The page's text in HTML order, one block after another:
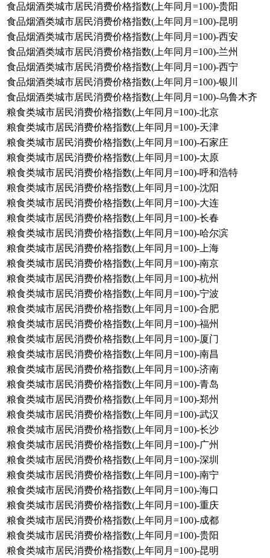
食品烟酒类城市居民消费价格指数(上年同月=100)-贵阳
食品烟酒类城市居民消费价格指数(上年同月=100)-昆明
食品烟酒类城市居民消费价格指数(上年同月=100)-西安
食品烟酒类城市居民消费价格指数(上年同月=100)-兰州
食品烟酒类城市居民消费价格指数(上年同月=100)-西宁
食品烟酒类城市居民消费价格指数(上年同月=100)-银川
食品烟酒类城市居民消费价格指数(上年同月=100)-乌鲁木齐
粮食类城市居民消费价格指数(上年同月=100)-北京
粮食类城市居民消费价格指数(上年同月=100)-天津
粮食类城市居民消费价格指数(上年同月=100)-石家庄
粮食类城市居民消费价格指数(上年同月=100)-太原
粮食类城市居民消费价格指数(上年同月=100)-呼和浩特
粮食类城市居民消费价格指数(上年同月=100)-沈阳
粮食类城市居民消费价格指数(上年同月=100)-大连
粮食类城市居民消费价格指数(上年同月=100)-长春
粮食类城市居民消费价格指数(上年同月=100)-哈尔滨
粮食类城市居民消费价格指数(上年同月=100)-上海
粮食类城市居民消费价格指数(上年同月=100)-南京
粮食类城市居民消费价格指数(上年同月=100)-杭州
粮食类城市居民消费价格指数(上年同月=100)-宁波
粮食类城市居民消费价格指数(上年同月=100)-合肥
粮食类城市居民消费价格指数(上年同月=100)-福州
粮食类城市居民消费价格指数(上年同月=100)-厦门
粮食类城市居民消费价格指数(上年同月=100)-南昌
粮食类城市居民消费价格指数(上年同月=100)-济南
粮食类城市居民消费价格指数(上年同月=100)-青岛
粮食类城市居民消费价格指数(上年同月=100)-郑州
粮食类城市居民消费价格指数(上年同月=100)-武汉
粮食类城市居民消费价格指数(上年同月=100)-长沙
粮食类城市居民消费价格指数(上年同月=100)-广州
粮食类城市居民消费价格指数(上年同月=100)-深圳
粮食类城市居民消费价格指数(上年同月=100)-南宁
粮食类城市居民消费价格指数(上年同月=100)-海口
粮食类城市居民消费价格指数(上年同月=100)-重庆
粮食类城市居民消费价格指数(上年同月=100)-成都
粮食类城市居民消费价格指数(上年同月=100)-贵阳
粮食类城市居民消费价格指数(上年同月=100)-昆明